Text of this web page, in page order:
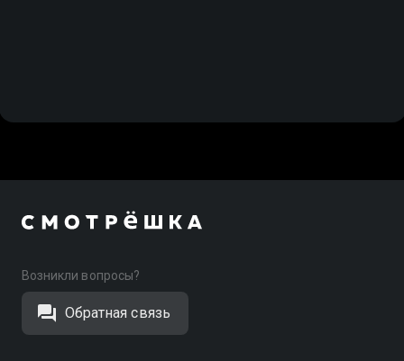
Возникли вопросы?
Обратная связь